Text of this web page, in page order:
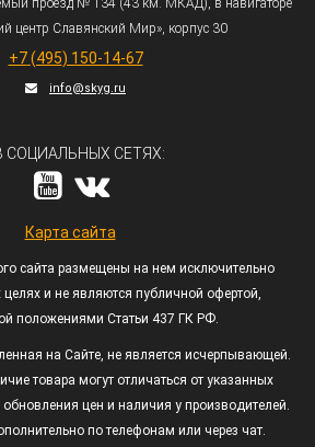
центр Славянский Мир», корпус 30
+7 (495) 150-14-67
info@skyg.ru
СОЦИАЛЬНЫХ СЕТЯХ:
Карта сайта
сайта размещены на нем исключительно
и не являются публичной офертой,
положениями Статьи 437 ГК РФ.
на Сайте, не является исчерпывающей.
товара могут отличаться от указанных
цен и наличия у производителей.
по телефонам или через чат.